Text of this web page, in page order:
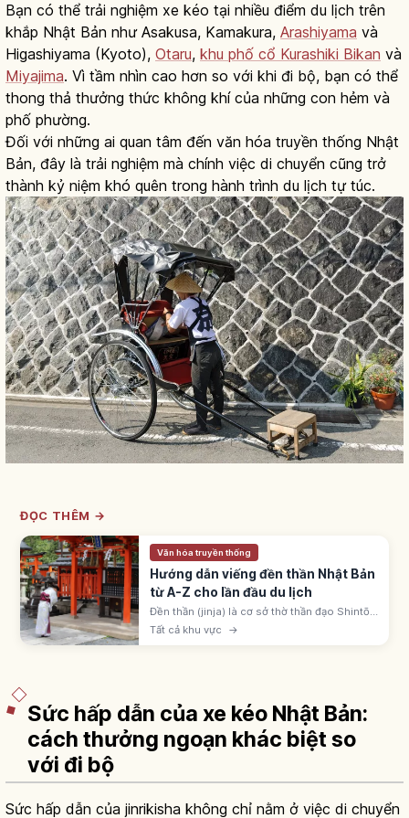
Bạn có thể trải nghiệm xe kéo tại nhiều điểm du lịch trên
khắp Nhật Bản như Asakusa, Kamakura, Arashiyama và
Higashiyama (Kyoto), Otaru, khu phố cổ Kurashiki Bikan và
Miyajima. Vì tầm nhìn cao hơn so với khi đi bộ, bạn có thể
thong thả thưởng thức không khí của những con hẻm và
phố phường.
Đối với những ai quan tâm đến văn hóa truyền thống Nhật
Bản, đây là trải nghiệm mà chính việc di chuyển cũng trở
thành kỷ niệm khó quên trong hành trình du lịch tự túc.
ĐỌC THÊM →
Văn hóa truyền thống
Hướng dẫn viếng đền thần Nhật Bản
từ A-Z cho lần đầu du lịch
Đền thần (jinja) là cơ sở thờ thần đạo Shintō
Nhật, khoảng 80.000 ngôi. Nhận biết qua
cổng torii; quy trình: torii, temizuya, ni-rei ni-
Tất cả khu vực →
Sức hấp dẫn của xe kéo Nhật Bản:
cách thưởng ngoạn khác biệt so
với đi bộ
Sức hấp dẫn của jinrikisha không chỉ nằm ở việc di chuyển